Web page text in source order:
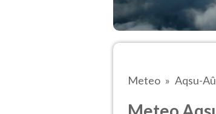
Meteo Aqsu-